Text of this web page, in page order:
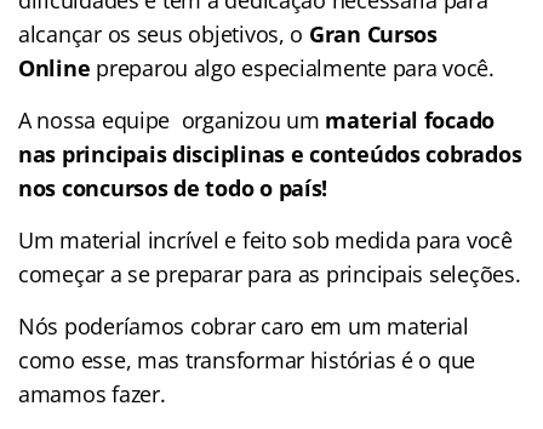
alcançar os seus objetivos, o Gran Cursos
Online preparou algo especialmente para você.
A nossa equipe organizou um material focado
nas principais disciplinas e conteúdos cobrados
nos concursos de todo o país!
Um material incrível e feito sob medida para você
começar a se preparar para as principais seleções.
Nós poderíamos cobrar caro em um material
como esse, mas transformar histórias é o que
amamos fazer.